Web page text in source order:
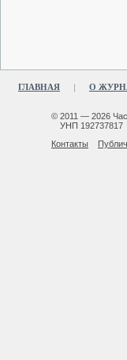
ГЛАВНАЯ О
© 2011 — 2026
УНП 192737817
Контакты